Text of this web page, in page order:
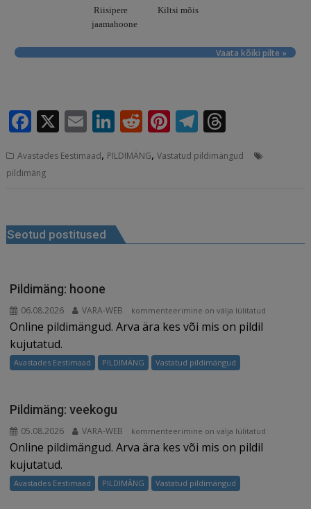
Riisipere
jaamahoone
Kiltsi mõis
Vaata kõiki pilte »
F
c
e
o
o
k
X E
ai
Li
k
n
R
d
Pi
te
T
e r
s
Avastades Eestimaad, PILDIMÄNG,Vastatud pildimängud
pildimäng
Seotud postitused
Pildimäng: hoone
06.08.2026 VARA-WEB
Pildimäng:
hoone
kommenteerimine on välja lülitatud
Online pildimängud. Arva ära kes või mis on pildil
kujutatud.
Avastades Eestimaad PILDIMÄNG Vastatud pildimängud
Pildimäng: veekogu
05.08.2026 VARA-WEB
Pildimäng:
veekogu
kommenteerimine on välja lülitatud
Online pildimängud. Arva ära kes või mis on pildil
kujutatud.
Avastades Eestimaad PILDIMÄNG Vastatud pildimängud